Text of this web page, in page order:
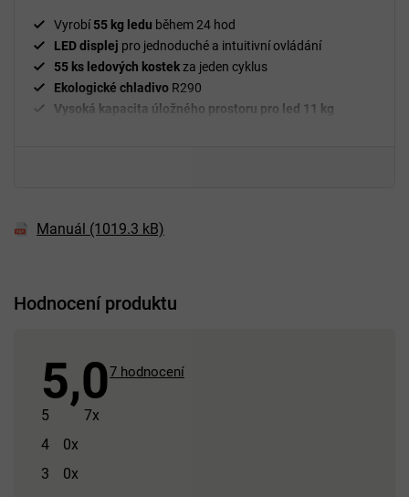
Vyrobí55 kg ledu během 24 hod
LED displej pro jednoduché a intuitivní ovládání
55 ks ledových kostekza jeden cyklus
Ekologické chladivo R290
Vysoká kapacita úložného prostoru pro led 11 kg
Manuál (1019.3 kB)
Hodnocení produktu
5,0Průměrné
7 hodnocení
5
7x
4
0x
3
0x